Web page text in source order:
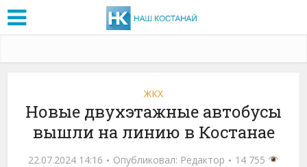
ЖКХ
Новые двухэтажные автобусы
вышли на линию в Костанае
22.07.2024 14:16 Опубликовал: Редактор
14 755